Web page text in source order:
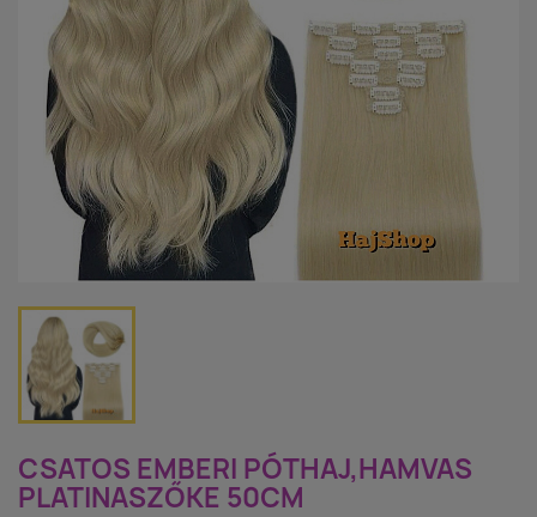
CSATOS EMBERI PÓTHAJ,HAMVAS
PLATINASZŐKE 50CM